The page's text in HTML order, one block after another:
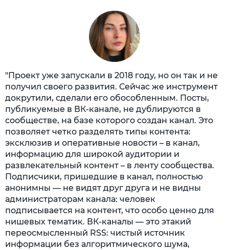
"Проект уже запускали в 2018 году, но он так и не
получил своего развития. Сейчас же инструмент
докрутили, сделали его обособленным. Посты,
публикуемые в ВК-канале, не дублируются в
сообществе, на базе которого создан канал. Это
позволяет четко разделять типы контента:
эксклюзив и оперативные новости – в канал,
информацию для широкой аудитории и
развлекательный контент – в ленту сообщества.
Подписчики, пришедшие в канал, полностью
анонимны — не видят друг друга и не видны
администраторам канала: человек
подписывается на контент, что особо ценно для
нишевых тематик. ВК-каналы — это этакий
переосмысленный RSS: чистый источник
информации без алгоритмического шума,